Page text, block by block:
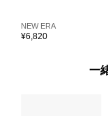
NEW ERA
¥6,820
一